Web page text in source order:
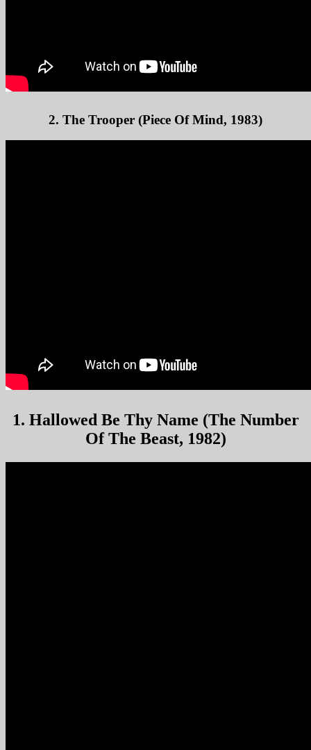
2. The Trooper (Piece Of Mind, 1983)
1. Hallowed Be Thy Name (The Number
Of The Beast, 1982)